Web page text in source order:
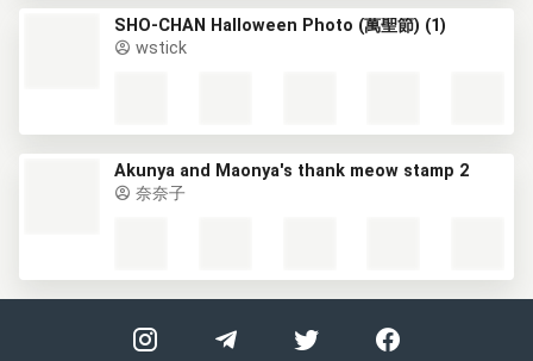
SHO-CHAN Halloween Photo (萬聖節) (1)
wstick
Akunya and Maonya's thank meow stamp 2
奈奈子